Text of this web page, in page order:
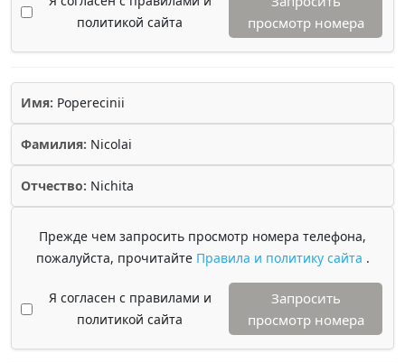
политикой сайта
просмотр номера
Имя: Poperecinii
Фамилия: Nicolai
Отчество: Nichita
Прежде чем запросить просмотр номера телефона,
пожалуйста, прочитайте Правила и политику сайта .
Я согласен с правилами и
политикой сайта
Запросить
просмотр номера